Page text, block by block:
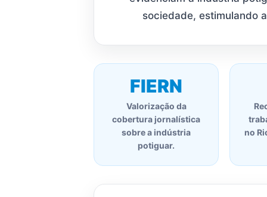
sociedade, estimulando
FIERN
Valorização da
cobertura jornalística
sobre a indústria
potiguar.
no